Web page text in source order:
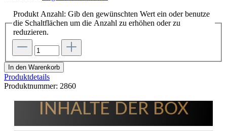
Produkt Anzahl: Gib den gewünschten Wert ein oder benutze
die Schaltflächen um die Anzahl zu erhöhen oder zu
reduzieren.
In den Warenkorb
Produktdetails
Produktnummer: 2860
INHALTE DER BOX